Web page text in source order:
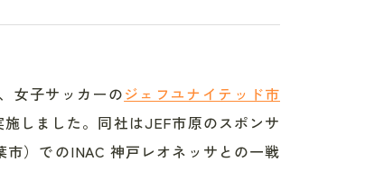
女子サッカーのジェフユナイテッド市
しました。同社はJEF市原のスポンサ
）でのINAC 神戸レオネッサとの一戦